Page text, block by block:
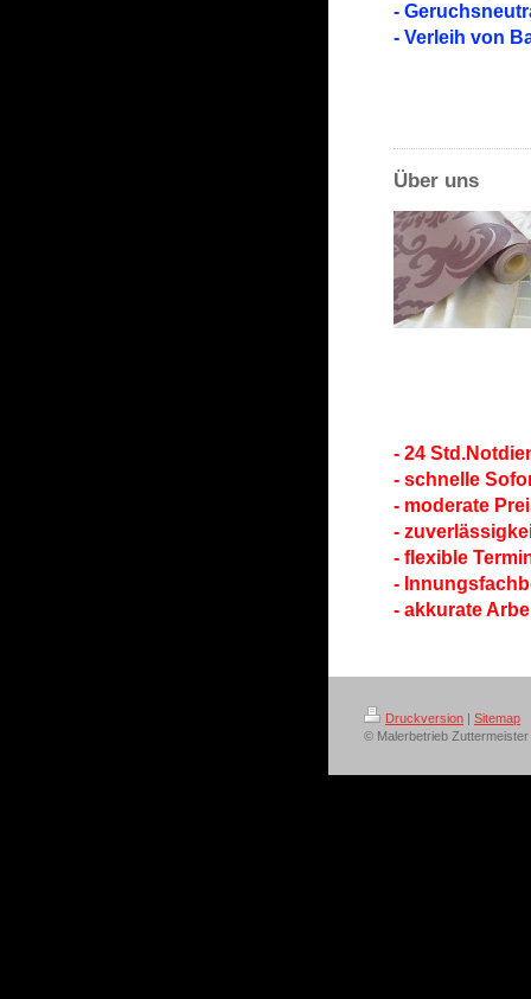
-
- Verleih von
Über uns
- 24
- schnelle
- moderate
-
- flexible
-
- akkurate
Druckversion | Sitemap
© Malerbetrieb